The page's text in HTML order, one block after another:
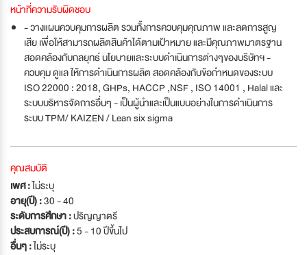
หน้าที่ความรับผิดชอบ
- วางแผนควบคุมการผลิต รวมทั้งการควบคุมคุณภาพ และลดการสูญ
เสีย เพื่อให้สามารถผลิตสินค้าได้ตามเป้าหมาย และมีคุณภาพมาตรฐาน
สอดคล้องกับกลยุทธ์ นโยบายและระบบดำเนินการต่างๆของบริษัทฯ -
ควบคุม ดูแล ให้การดำเนินการผลิต สอดคล้องกับข้อกำหนดของระบบ
ISO 22000 : 2018, GHPs, HACCP ,NSF , ISO 14001 , Halal และ
ระบบบริหารจัดการอื่นๆ - เป็นผู้นำและเป็นแบบอย่างในการดำเนินการ
ระบบ TPM/ KAIZEN / Lean six sigma
คุณสมบัติ
เพศ :ไม่ระบุ
อายุ(ปี) :30 - 40
ระดับการศึกษา :ปริญญาตรี
ประสบการณ์(ปี) :5 - 10 ปีขึ้นไป
อื่นๆ :ไม่ระบุ